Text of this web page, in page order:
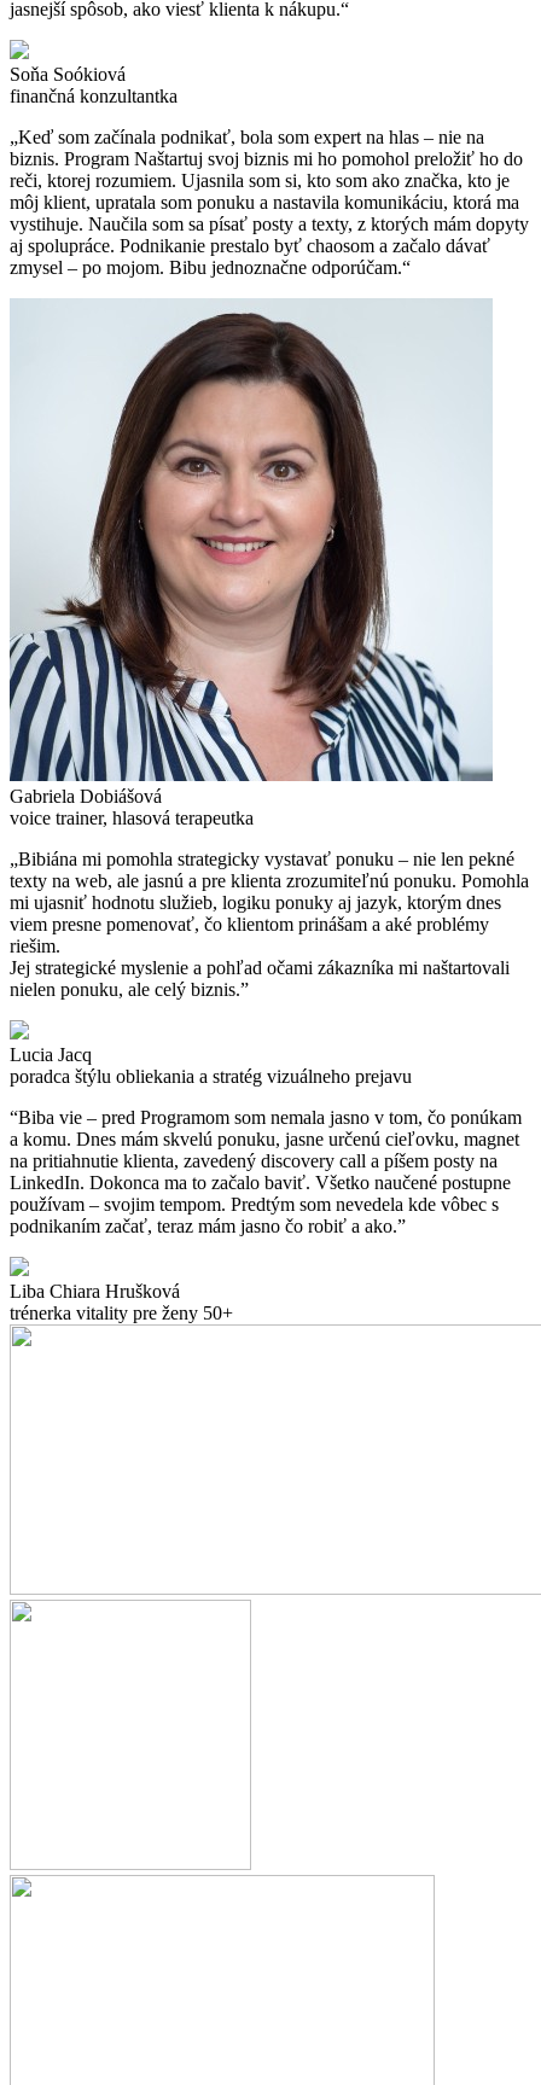
jasnejší spôsob, ako viesť klienta k nákupu.“
Soňa Soókiová
finančná konzultantka
„Keď som začínala podnikať, bola som expert na hlas – nie na
biznis. Program Naštartuj svoj biznis mi ho pomohol preložiť ho do
reči, ktorej rozumiem. Ujasnila som si, kto som ako značka, kto je
môj klient, upratala som ponuku a nastavila komunikáciu, ktorá ma
vystihuje. Naučila som sa písať posty a texty, z ktorých mám dopyty
aj spolupráce. Podnikanie prestalo byť chaosom a začalo dávať
zmysel – po mojom. Bibu jednoznačne odporúčam.“
Gabriela Dobiášová
voice trainer, hlasová terapeutka
„Bibiána mi pomohla strategicky vystavať ponuku – nie len pekné
texty na web, ale jasnú a pre klienta zrozumiteľnú ponuku. Pomohla
mi ujasniť hodnotu služieb, logiku ponuky aj jazyk, ktorým dnes
viem presne pomenovať, čo klientom prinášam a aké problémy
riešim.
Jej strategické myslenie a pohľad očami zákazníka mi naštartovali
nielen ponuku, ale celý biznis.”
Lucia Jacq
poradca štýlu obliekania a stratég vizuálneho prejavu
“Biba vie – pred Programom som nemala jasno v tom, čo ponúkam
a komu. Dnes mám skvelú ponuku, jasne určenú cieľovku, magnet
na pritiahnutie klienta, zavedený discovery call a píšem posty na
LinkedIn. Dokonca ma to začalo baviť. Všetko naučené postupne
používam – svojim tempom. Predtým som nevedela kde vôbec s
podnikaním začať, teraz mám jasno čo robiť a ako.”
Liba Chiara Hrušková
trénerka vitality pre ženy 50+